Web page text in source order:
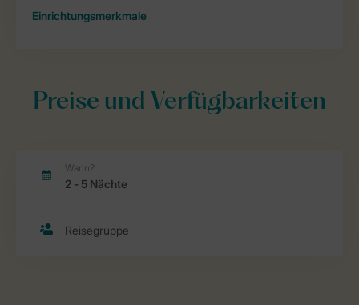
Einrichtungsmerkmale
Preise und Verfügbarkeiten